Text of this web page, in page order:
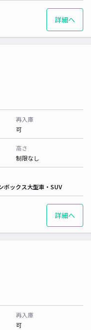
詳細へ
再入庫
可
高さ
制限なし
ボックス大型車・SUV
詳細へ
再入庫
可